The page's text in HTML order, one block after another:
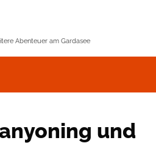
Abenteuer am Gardasee
und